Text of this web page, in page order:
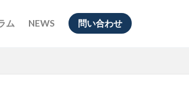
ム NEWS 問い合わせ